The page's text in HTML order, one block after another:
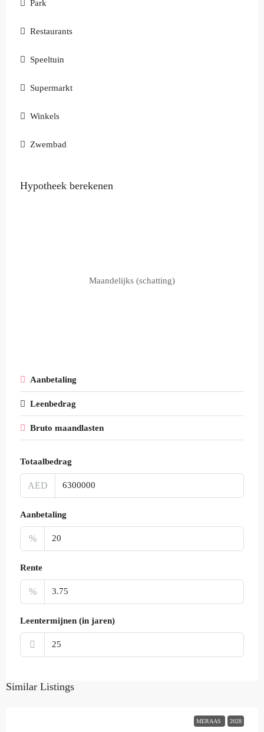
Park
Restaurants
Speeltuin
Supermarkt
Winkels
Zwembad
Hypotheek berekenen
Maandelijks (schatting)
Aanbetaling
Leenbedrag
Bruto maandlasten
Totaalbedrag
AED
Aanbetaling
%
Rente
%
Leentermijnen (in jaren)
Similar Listings
MERAAS 2028